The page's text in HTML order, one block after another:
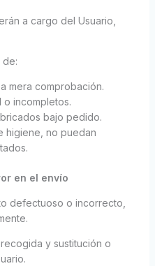
a cargo del Usuario,
de:
mera comprobación.
o incompletos.
bajo pedido.
higiene, no puedan
en el envío
defectuoso o incorrecto,
y sustitución o